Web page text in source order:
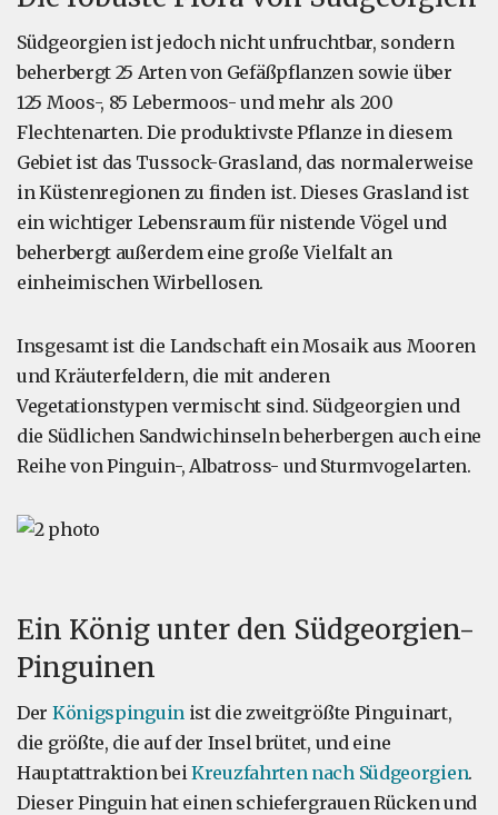
Südgeorgien ist jedoch nicht unfruchtbar, sondern
beherbergt 25 Arten von Gefäßpflanzen sowie über
125 Moos-, 85 Lebermoos- und mehr als 200
Flechtenarten. Die produktivste Pflanze in diesem
Gebiet ist das Tussock-Grasland, das normalerweise
in Küstenregionen zu finden ist. Dieses Grasland ist
ein wichtiger Lebensraum für nistende Vögel und
beherbergt außerdem eine große Vielfalt an
einheimischen Wirbellosen.
Insgesamt ist die Landschaft ein Mosaik aus Mooren
und Kräuterfeldern, die mit anderen
Vegetationstypen vermischt sind. Südgeorgien und
die Südlichen Sandwichinseln beherbergen auch eine
Reihe von Pinguin-, Albatross- und Sturmvogelarten.
Ein König unter den Südgeorgien-
Pinguinen
Der Königspinguinist die zweitgrößte Pinguinart,
die größte, die auf der Insel brütet, und eine
Hauptattraktion beiKreuzfahrten nach Südgeorgien.
Dieser Pinguin hat einen schiefergrauen Rücken und